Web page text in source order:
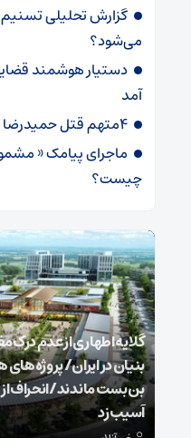
گزارش تحلیلی
می‌شود؟
دستیار هوشمند
آمد
4متهم قتل حمیدرضا رجب‌زاده دستگیر شدند
ماجرای پیامک «
چیست؟
گلایه اطهاری از عدم
بنیان در ایران/
آسیب زد